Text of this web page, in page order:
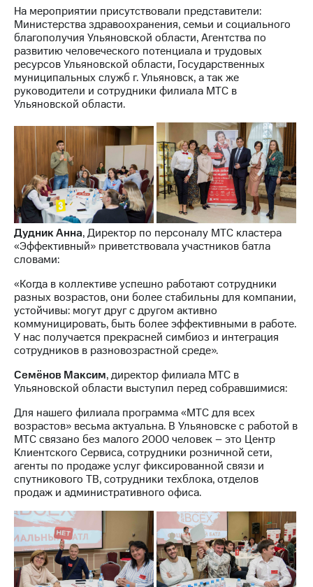
Документы
ПАО
"МТС"
Собрания
акционеров
Личный
кабинет
акционера
Акционерный
капитал
Контроль
и
аудит
Рынок
акций
Описание
Программа
приобретения
выкупа
акций
Дивиденды
Рынок
облигаций
Еврооблигации-2023
Уведомление
погашении
именных
облигаций
Другое
Регистратор
Реквизиты
Контакты
развитие
деловая этика
На главную
На мероприятии присутствовали представители:
Министерства здравоохранения, семьи и социального
благополучия Ульяновской области, Агентства по
развитию человеческого потенциала и трудовых
ресурсов Ульяновской области, Государственных
муниципальных служб г. Ульяновск, а так же
руководители и сотрудники филиала МТС в
Ульяновской области.
Дудник Анна, Директор по персоналу МТС кластера
«Эффективный» приветствовала участников батла
словами:
«Когда в коллективе успешно работают сотрудники
разных возрастов, они более стабильны для компании,
устойчивы: могут друг с другом активно
коммуницировать, быть более эффективными в работе.
У нас получается прекрасней симбиоз и интеграция
сотрудников в разновозрастной среде».
Семёнов Максим, директор филиала МТС в
Ульяновской области выступил перед собравшимися:
Для нашего филиала программа «МТС для всех
возрастов» весьма актуальна. В Ульяновске с работой в
МТС связано без малого 2000 человек – это Центр
Клиентского Сервиса, сотрудники розничной сети,
агенты по продаже услуг фиксированной связи и
спутникового ТВ, сотрудники техблока, отделов
продаж и административного офиса.